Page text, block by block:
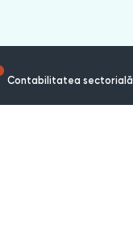
Contabilitatea sectorială